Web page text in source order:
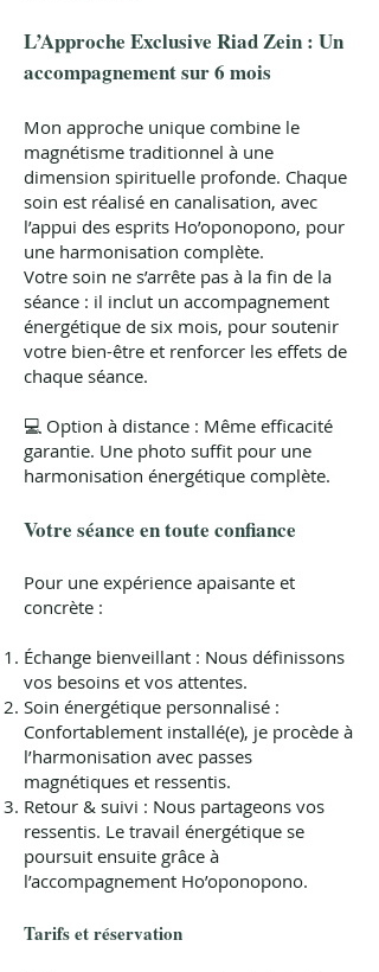
L’Approche Exclusive Riad Zein : Un
accompagnement sur 6 mois
Mon approche unique combine le
magnétisme traditionnel à une
dimension spirituelle profonde. Chaque
soin est réalisé en canalisation, avec
l’appui des esprits Ho’oponopono, pour
une harmonisation complète.
Votre soin ne s’arrête pas à la fin de la
séance : il inclut un accompagnement
énergétique de six mois, pour soutenir
votre bien-être et renforcer les effets de
chaque séance.
💻 Option à distance : Même efficacité
garantie. Une photo suffit pour une
harmonisation énergétique complète.
Votre séance en toute confiance
Pour une expérience apaisante et
concrète :
Échange bienveillant : Nous définissons
vos besoins et vos attentes.
Soin énergétique personnalisé :
Confortablement installé(e), je procède à
l’harmonisation avec passes
magnétiques et ressentis.
Retour & suivi : Nous partageons vos
ressentis. Le travail énergétique se
poursuit ensuite grâce à
l’accompagnement Ho’oponopono.
Tarifs et réservation